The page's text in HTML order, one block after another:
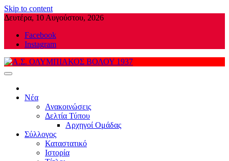
Skip to content
Δευτέρα, 10 Αυγούστου, 2026
Facebook
Instagram
Νέα
Ανακοινώσεις
Δελτία Τύπου
Αρχηγοί Ομάδας
Σύλλογος
Καταστατικό
Ιστορία